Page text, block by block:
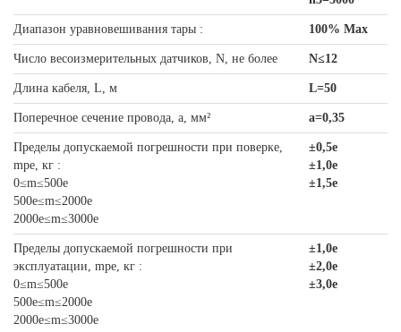
Диапазон уравновешивания тары : 100% Max
Число весоизмерительных датчиков, N, не более N≤12
Длина кабеля, L, м L=50
Поперечное сечение провода, а, мм² a=0,35
Пределы допускаемой погрешности при поверке,
mpe, кг :
0≤m≤500e
500e≤m≤2000e
2000e≤m≤3000e
±0,5e
±1,0e
±1,5e
Пределы допускаемой погрешности при
эксплуатации, mpe, кг :
0≤m≤500e
500e≤m≤2000e
2000e≤m≤3000e
±1,0e
±2,0e
±3,0e